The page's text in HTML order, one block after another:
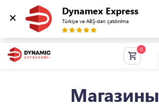
Dynamex Express
Türkiyə və ABŞ-dan çatdırılma
Магазины